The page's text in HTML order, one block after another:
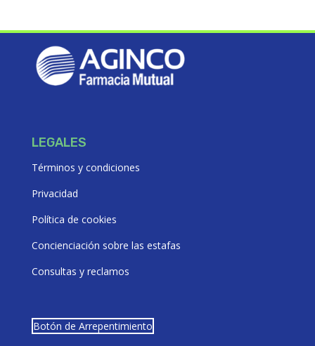
LEGALES
Términos y condiciones
Privacidad
Política de cookies
Concienciación sobre las estafas
Consultas y reclamos
Botón de Arrepentimiento